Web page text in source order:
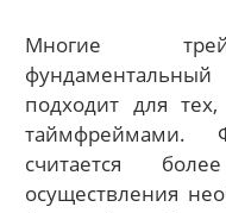
Многие
подходит для
таймфреймами.
считается
осуществления